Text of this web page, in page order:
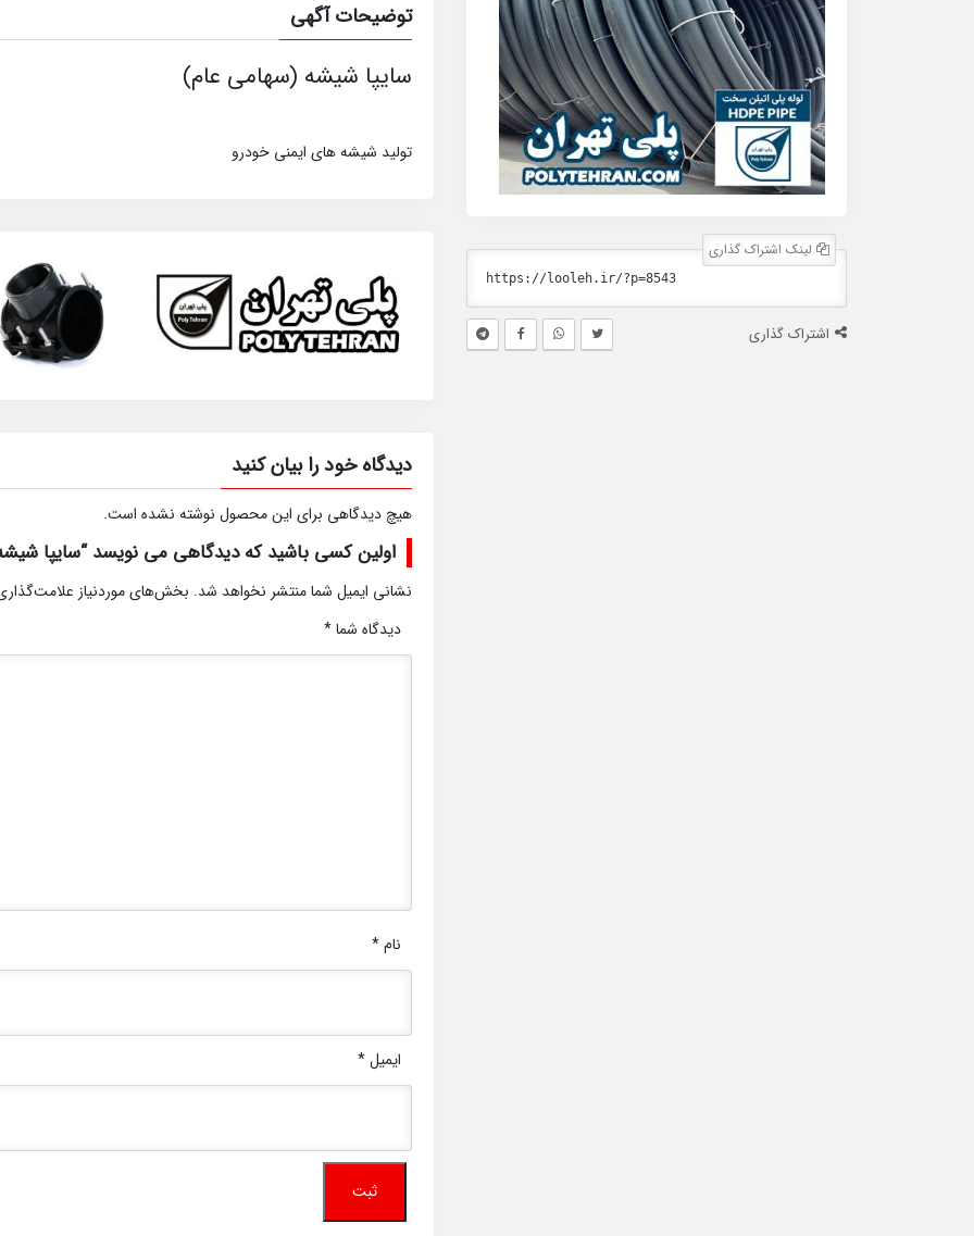
لینک اشتراک گذاری
اشتراک گذاری
توضیحات آگهی
سایپا شیشه (سهامی عام)
تولید شیشه های ایمنی خودرو
دیدگاه خود را بیان کنید
هیچ دیدگاهی برای این محصول نوشته نشده است.
اولین کسی باشید که دیدگاهی می نویسد “سایپا
نشانی ایمیل شما منتشر نخواهد شد. بخش‌های موردنیاز
دیدگاه شما*
نام*
ایمیل*